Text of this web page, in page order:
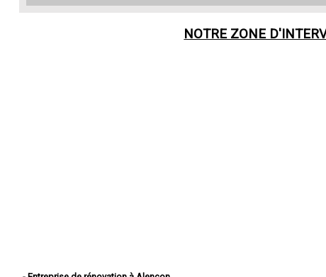
NOTRE ZONE